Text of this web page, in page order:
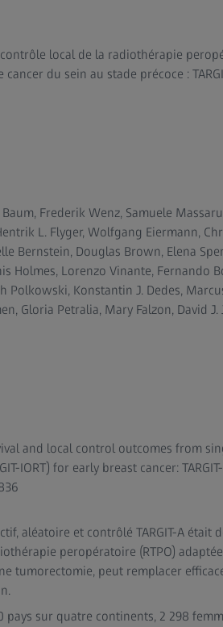
local de la radiothérapie
cancer du sein au stade précoce :
Frederik Wenz, Samuele
L. Flyger, Wolfgang Eiermann,
Bernstein, Douglas Brown, Elena
Holmes, Lorenzo Vinante, Fernando
Polkowski, Konstantin J. Dedes,
Gloria Petralia, Mary Falzon, David J.
and local control outcomes from
IORT) for early breast cancer:
aléatoire et contrôlé TARGIT-A
peropératoire (RTPO)
tumorectomie, peut remplacer
pays sur quatre continents, 2 298